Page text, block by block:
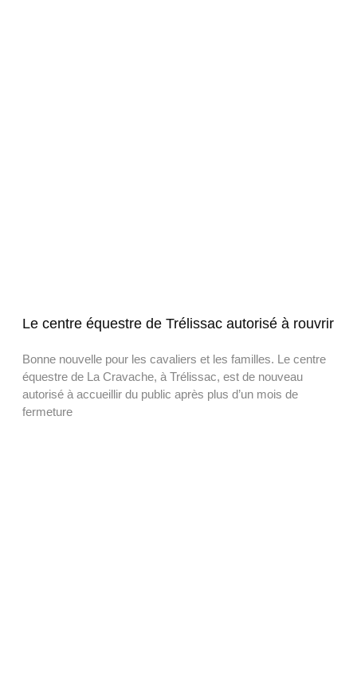
Le centre équestre de Trélissac autorisé à rouvrir
Bonne nouvelle pour les cavaliers et les familles. Le centre
équestre de La Cravache, à Trélissac, est de nouveau
autorisé à accueillir du public après plus d’un mois de
fermeture